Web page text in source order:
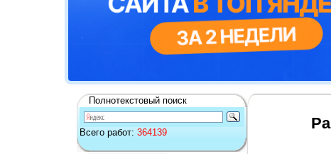
Полнотекстовый поиск
Всего работ: 364139